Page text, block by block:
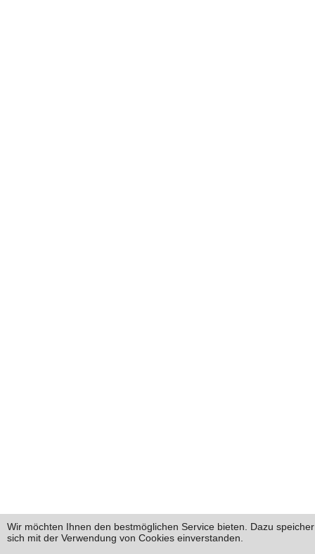
Wir möchten Ihnen den bestmöglichen Service bieten. Dazu
sich mit der Verwendung von Cookies einverstanden.